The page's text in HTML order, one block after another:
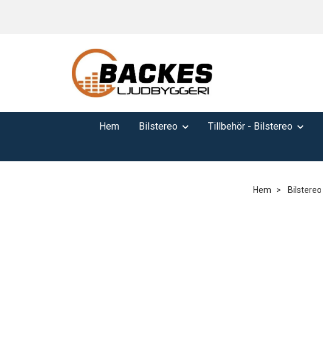
Hem Bilstereo Tillbehör - Bilstereo
Hem Bilstereo